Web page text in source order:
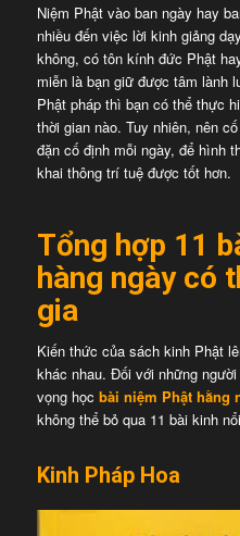
Niệm Phật vào ban ngày hay
nhiều đến việc lời kinh giảng
không, có tôn kính đức Phật
miễn là bạn giữ được tâm lành
Phật pháp thì bạn có thể thực
thời gian nào. Tuy nhiên, nên
đặn cố định mỗi ngày, để hình
khai thông trí tuệ được tốt hơn.
Tổng hợp 11
hàng ngày có
gia
Kiến thức của sách kinh Phật
khác nhau. Đối với những
vọng học bài niệm Phật hằng
không thể bỏ qua 11 bài kinh
Kinh Pháp Hoa